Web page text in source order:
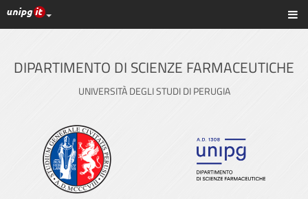
Vai
al
principale
Link ai principali servizi web di Ateneo
DIPARTIMENTO DI SCIENZE FARMACEUTICHE
UNIVERSITÀ DEGLI STUDI DI PERUGIA